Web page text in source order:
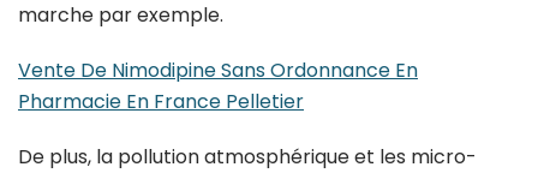
marche par exemple.
Vente De Nimodipine Sans Ordonnance En
Pharmacie En France Pelletier
De plus, la pollution atmosphérique et les micro-